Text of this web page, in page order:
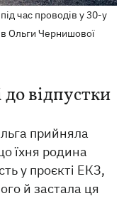
час проводів у 30-у
Ольги Чернишової
відпустки
прийняла
їхня родина
у проєкті ЕКЗ,
й застала ця